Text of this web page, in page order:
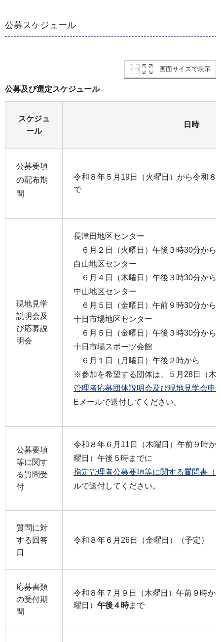
公募スケジュール
画面サイズで表示
公募及び選定スケジュール
スケジュ
ール
日時
公募要項
の配布期
間
令和８年５月19日（火曜日）から令和８
で
現地見学
説明会及
び応募説
明会
長津田地区センター
６月２日（火曜日）午後３時30分から
白山地区センター
６月４日（木曜日）午後３時30分から
中山地区センター
６月５日（金曜日）午前９時30分から
十日市場地区センター
６月５日（金曜日）午後３時30分から
十日市場スポーツ会館
６月１日（月曜日）午後２時から
※参加を希望する団体は、５月28日（木
管理者応募団体説明会及び現地見学会申
Eメールで送付してください。
公募要項
等に関す
る質問受
付
令和８年６月11日（木曜日）午前９時か
曜日）午後５時までに
指定管理者公募要項等に関する質問書（
ルで送付してください。
質問に対
する回答
日
令和８年６月26日（金曜日）（予定）
応募書類
の受付期
間
令和８年７月９日（木曜日）午前９時か
曜日） 午後４時まで